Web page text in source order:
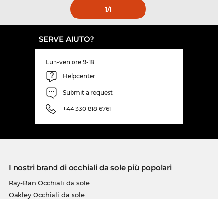
1/1
SERVE AIUTO?
Lun-ven ore 9-18
Helpcenter
Submit a request
+44 330 818 6761
I nostri brand di occhiali da sole più popolari
Ray-Ban Occhiali da sole
Oakley Occhiali da sole